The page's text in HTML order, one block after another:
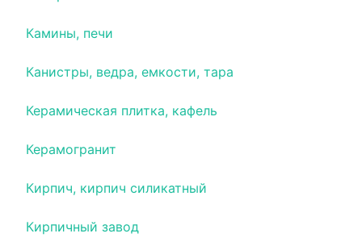
Камины, печи
Канистры, ведра, емкости, тара
Керамическая плитка, кафель
Керамогранит
Кирпич, кирпич силикатный
Кирпичный завод